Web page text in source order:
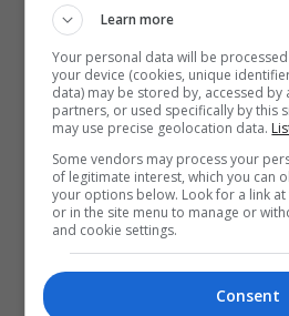
Learn more
Your personal data will be
your device (cookies, unique
data) may be stored by, accessed by
partners, or used specifically by this
may use precise geolocation data.
Some vendors may process your
of legitimate interest, which you can
your options below. Look for a link
or in the site menu to manage or
and cookie settings.
Consent